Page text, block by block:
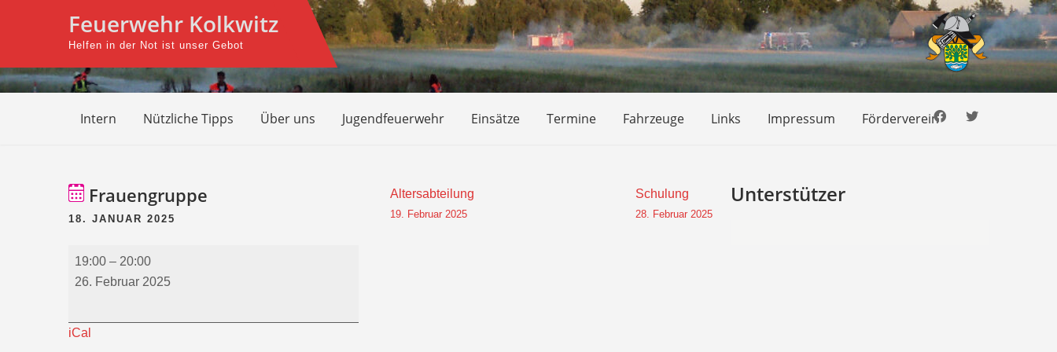
Feuerwehr Kolkwitz
Helfen in der Not ist unser Gebot
Intern Nützliche Tipps Über uns Jugendfeuerwehr Einsätze Termine Fahrzeuge Links Impressum Förderverein
Frauengruppe
18. JANUAR 2025
Frauengruppe
19:00 – 20:00
26. Februar 2025
iCal
Beitragsnavigation Altersabteilung
19. Februar 2025
Schulung
28. Februar 2025
Unterstützer